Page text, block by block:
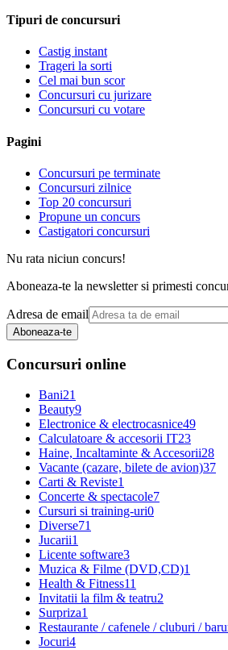
Tipuri de concursuri
Castig instant
Trageri la sorti
Cel mai bun scor
Concursuri cu jurizare
Concursuri cu votare
Pagini
Concursuri pe terminate
Concursuri zilnice
Top 20 concursuri
Propune un concurs
Castigatori concursuri
Nu rata niciun concurs!
Aboneaza-te la newsletter si primesti
Adresa de email
Aboneaza-te
Concursuri online
Bani21
Beauty9
Electronice & electrocasnice49
Calculatoare & accesorii IT23
Haine, Incaltaminte & Accesorii28
Vacante (cazare, bilete de avion)37
Carti & Reviste1
Concerte & spectacole7
Cursuri si training-uri0
Diverse71
Jucarii1
Licente software3
Muzica & Filme (DVD,CD)1
Health & Fitness11
Invitatii la film & teatru2
Surpriza1
Restaurante / cafenele / cluburi /
Jocuri4